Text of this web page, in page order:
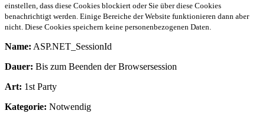
einstellen, dass diese Cookies blockiert oder Sie über diese Cookies
benachrichtigt werden. Einige Bereiche der Website funktionieren dann aber
nicht. Diese Cookies speichern keine personenbezogenen Daten.
Name: ASP.NET_SessionId
Dauer: Bis zum Beenden der Browsersession
Art: 1st Party
Kategorie: Notwendig